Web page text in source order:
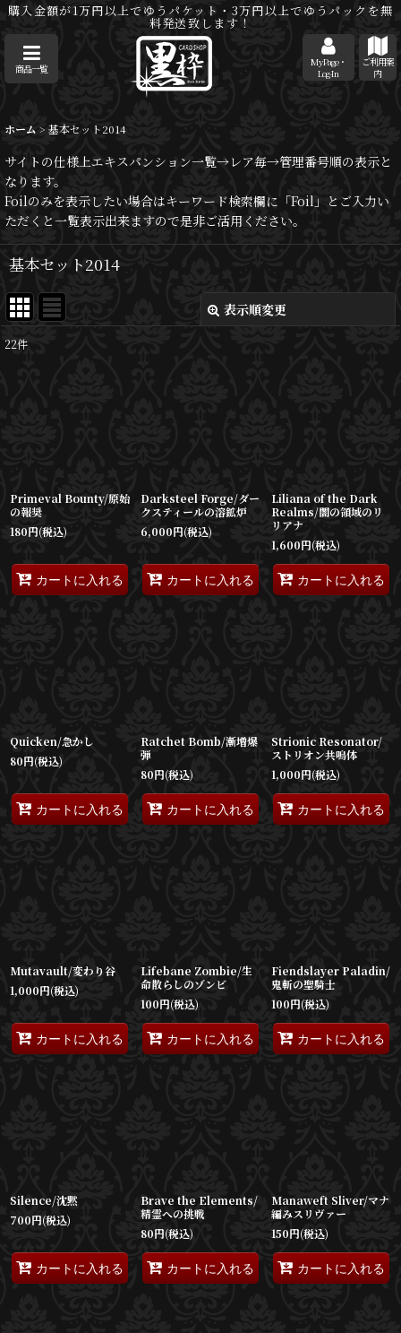
購入金額が1万円以上でゆうパケット・3万円以上でゆうパックを無
料発送致します！
商品一覧
MyPage・
Log-In
ご利用案
内
ホーム > 基本セット2014
サイトの仕様上エキスパンション一覧→レア毎→管理番号順の表示と
なります。
Foilのみを表示したい場合はキーワード検索欄に「Foil」とご入力い
ただくと一覧表示出来ますので是非ご活用ください。
基本セット2014
表示順変更
絞り込む
22件
Primeval Bounty/原始
の報奨
180円(税込)
カートに入れる
Darksteel Forge/ダー
クスティールの溶鉱炉
6,000円(税込)
カートに入れる
Liliana of the Dark
Realms/闇の領域のリ
リアナ
1,600円(税込)
カートに入れる
Quicken/急かし
80円(税込)
カートに入れる
Ratchet Bomb/漸増爆
弾
80円(税込)
カートに入れる
Strionic Resonator/
ストリオン共鳴体
1,000円(税込)
カートに入れる
Mutavault/変わり谷
1,000円(税込)
カートに入れる
Lifebane Zombie/生
命散らしのゾンビ
100円(税込)
カートに入れる
Fiendslayer Paladin/
鬼斬の聖騎士
100円(税込)
カートに入れる
Silence/沈黙
700円(税込)
カートに入れる
Brave the Elements/
精霊への挑戦
80円(税込)
カートに入れる
Manaweft Sliver/マナ
編みスリヴァー
150円(税込)
カートに入れる